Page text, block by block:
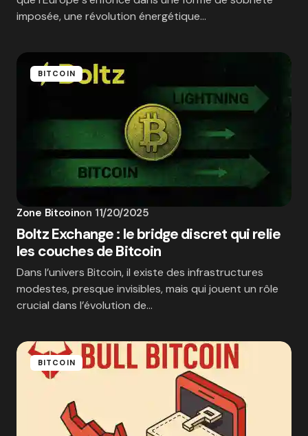
imposée, une révolution énergétique…
BITCOIN
Zone Bitcoinon 11/20/2025
Boltz Exchange : le bridge discret qui relie
les couches de Bitcoin
Dans l’univers Bitcoin, il existe des infrastructures
modestes, presque invisibles, mais qui jouent un rôle
crucial dans l’évolution de…
BITCOIN